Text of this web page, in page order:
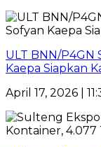
ULT BNN/P4GN
Kaepa Siapkan
April 17, 2026 |